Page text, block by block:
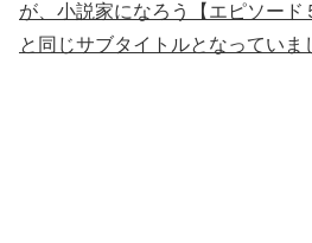
が、小説家になろう【エピソード
と同じサブタイトルとなっていま